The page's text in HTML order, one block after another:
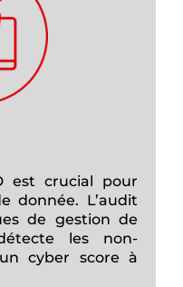
est crucial pour
donnée. L’audit
de gestion de
les non-
cyber score à